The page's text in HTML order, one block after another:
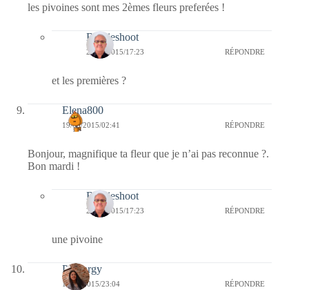
les pivoines sont mes 2èmes fleurs preferées !
Bernieshoot
24/05/2015/17:23 RÉPONDRE
et les premières ?
Elena800
19/05/2015/02:41 RÉPONDRE
Bonjour, magnifique ta fleur que je n’ai pas reconnue ?.
Bon mardi !
Bernieshoot
24/05/2015/17:23 RÉPONDRE
une pivoine
Purenrgy
18/05/2015/23:04 RÉPONDRE